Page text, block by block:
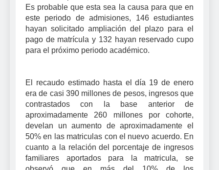
Es probable que esta sea la causa para que en
este periodo de admisiones, 146 estudiantes
hayan solicitado ampliación del plazo para el
pago de matrícula y 132 hayan reservado cupo
para el próximo periodo académico.
El recaudo estimado hasta el día 19 de enero
era de casi 390 millones de pesos, ingresos que
contrastados con la base anterior de
aproximadamente 260 millones por cohorte,
develan un aumento de aproximadamente el
50% en las matriculas con el nuevo acuerdo. En
cuanto a la relación del porcentaje de ingresos
familiares aportados para la matricula, se